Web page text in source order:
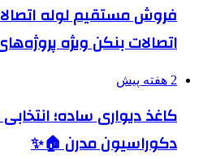
فروش مستقیم لوله
اتصالات بنکن ویژه
2 هفته پیش
کاغذ دیواری ساده؛
دکوراسیون مدرن 🏠✨